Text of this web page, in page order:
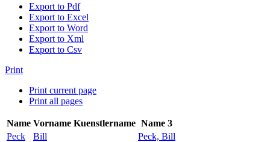
Export to Pdf
Export to Excel
Export to Word
Export to Xml
Export to Csv
Print
Print current page
Print all pages
Name Vorname Kuenstlername Name 3
Peck
Bill
Peck, Bill